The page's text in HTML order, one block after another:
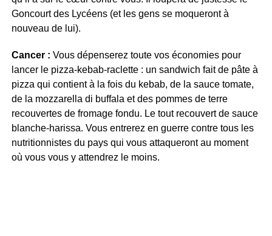
Goncourt des Lycéens (et les gens se moqueront à
nouveau de lui).
Cancer : Vous dépenserez toute vos économies pour
lancer le pizza-kebab-raclette : un sandwich fait de pâte à
pizza qui contient à la fois du kebab, de la sauce tomate,
de la mozzarella di buffala et des pommes de terre
recouvertes de fromage fondu. Le tout recouvert de sauce
blanche-harissa. Vous entrerez en guerre contre tous les
nutritionnistes du pays qui vous attaqueront au moment
où vous vous y attendrez le moins.